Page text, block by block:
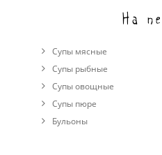
На
Супы мясные
Супы рыбные
Супы овощные
Cупы пюре
Бульоны